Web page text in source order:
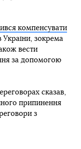
компенсувати
України, зокрема
вести
за допомогою
сказав,
припинення
з